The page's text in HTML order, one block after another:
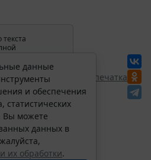
в
Перепечатка
данные
и обеспечения
статистических
Вы можете
данных в
их обработки.